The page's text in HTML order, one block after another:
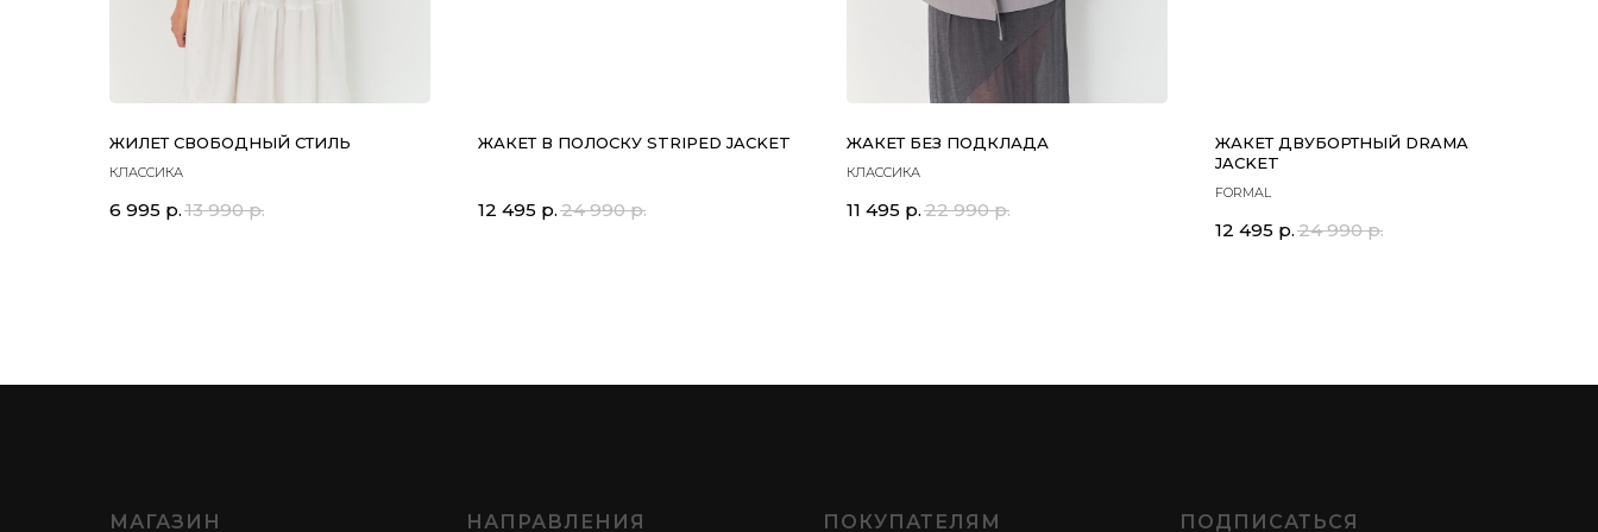
ЖИЛЕТ СВОБОДНЫЙ СТИЛЬ
КЛАССИКА
6 995 р. 13 990 р.
ЖАКЕТ В ПОЛОСКУ STRIPED JACKET
12 495 р. 24 990 р.
ЖАКЕТ БЕЗ ПОДКЛАДА
КЛАССИКА
11 495 р. 22 990 р.
ЖАКЕТ ДВУБОРТНЫЙ DRAMA
JACKET
FORMAL
12 495 р. 24 990 р.
МАГАЗИН НАПРАВЛЕНИЯ ПОКУПАТЕЛЯМ ПОДПИСАТЬСЯ